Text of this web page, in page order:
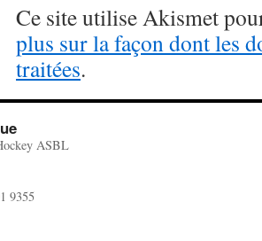
Ce site utilise Akismet
plus sur la façon dont les
traitées.
ASBL
9355